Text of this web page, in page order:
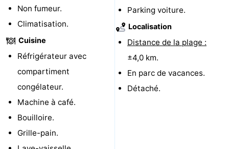
Zee
Zuid-
Kennermerland
Amsterdam
-
Haarlem
-
Zandvoort
Hollande-
Méridionale
Leiden
Bollenstreek
-
Nature
Non fumeur.
Climatisation.
Cuisine
Réfrigérateur avec
compartiment
congélateur.
Machine à café.
Bouilloire.
Grille-pain.
Parking voiture.
Localisation
Distance de la plage :
±4,0 km.
En parc de vacances.
Détaché.